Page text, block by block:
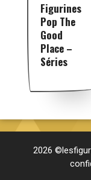
Figurines
Pop The
Good
Place –
Séries
2026